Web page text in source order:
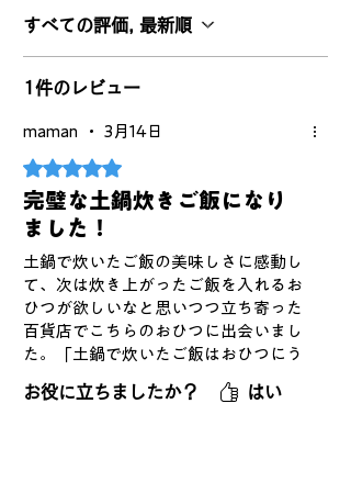
すべての評価, 最新順
1件のレビュー
maman • 3月14日
5つ星のうち5と評価されています。
完璧な土鍋炊きご飯になり
ました！
土鍋で炊いたご飯の美味しさに感動し
て、次は炊き上がったご飯を入れるお
ひつが欲しいなと思いつつ立ち寄った
百貨店でこちらのおひつに出会いまし
た。「土鍋で炊いたご飯はおひつにう
完成する」とのお話しを聞いて早速購
お役に立ちましたか？ はい